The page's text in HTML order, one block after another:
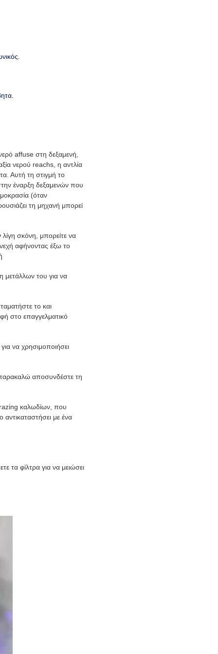
affuse στη δεξαμενή,
νερού reachs, η αντλία
Αυτή τη στιγμή το
έναρξη δεξαμενών που
(όταν
τη μηχανή μπορεί
σκόνη, μπορείτε να
αφήνοντας έξω το
μετάλλων του για να
το και
στο επαγγελματικό
να χρησιμοποιήσει
παρακαλώ αποσυνδέστε τη
καλωδίων, που
με ένα
τα φίλτρα για να μειώσει